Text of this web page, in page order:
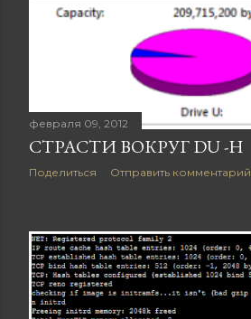
февраля 09, 2012
СТРАСТИ ВОКРУГ DU -H
Поделиться Отправить комментарий